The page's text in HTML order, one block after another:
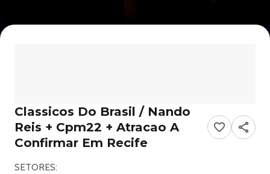
Classicos Do Brasil / Nando
Reis + Cpm22 + Atracao A
Confirmar Em Recife
SETORES: